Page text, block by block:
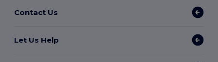
Contact Us
Let Us Help